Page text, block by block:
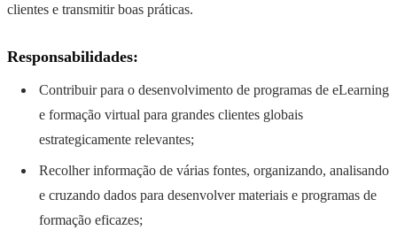
clientes e transmitir boas práticas.
Responsabilidades:
Contribuir para o desenvolvimento de programas de eLearning
e formação virtual para grandes clientes globais
estrategicamente relevantes;
Recolher informação de várias fontes, organizando, analisando
e cruzando dados para desenvolver materiais e programas de
formação eficazes;